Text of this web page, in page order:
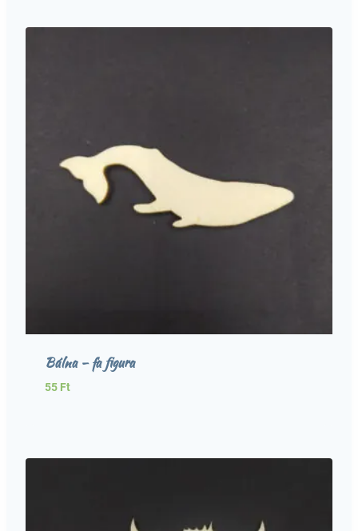
Bálna – fa figura
55 Ft